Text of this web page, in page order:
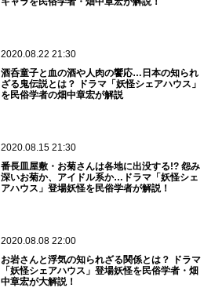
2020.08.22 21:30
酒呑童子と血の酒や人肉の饗応…日本の知られ
ざる鬼伝説とは？ ドラマ「妖怪シェアハウス」
を民俗学者の畑中章宏が解説
2020.08.15 21:30
番長皿屋敷・お菊さんは各地に出没する!? 怨み
深いお菊か、アイドル系か…ドラマ「妖怪シェ
アハウス」登場妖怪を民俗学者が解説！
2020.08.08 22:00
お岩さんと浮気の知られざる関係とは？ ドラマ
「妖怪シェアハウス」登場妖怪を民俗学者・畑
中章宏が大解説！